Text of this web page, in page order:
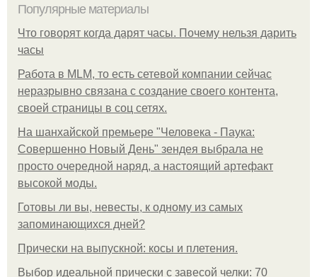
Популярные материалы
Что говорят когда дарят часы. Почему нельзя дарить
часы
Работа в MLM, то есть сетевой компании сейчас
неразрывно связана с создание своего контента,
своей страницы в соц сетях.
На шанхайской премьере "Человека - Паука:
Совершенно Новый День" зендея выбрала не
просто очередной наряд, а настоящий артефакт
высокой моды.
Готовы ли вы, невесты, к одному из самых
запоминающихся дней?
Прически на выпускной: косы и плетения.
Выбор идеальной прически с завесой челки: 70